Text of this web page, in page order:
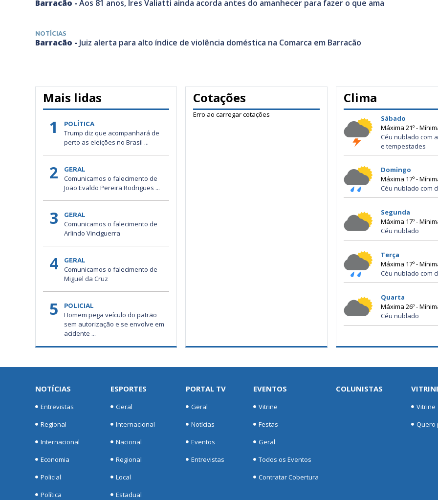
Barracão - Aos 81 anos, Ires Valiatti ainda acorda antes do amanhecer para fazer o que ama
NOTÍCIAS
Barracão - Juiz alerta para alto índice de violência doméstica na Comarca em Barracão
Mais lidas
1 POLÍTICA
Trump diz que acompanhará de
perto as eleições no Brasil ...
2 GERAL
Comunicamos o falecimento de
João Evaldo Pereira Rodrigues ...
3 GERAL
Comunicamos o falecimento de
Arlindo Vinciguerra
4 GERAL
Comunicamos o falecimento de
Miguel da Cruz
5 POLICIAL
Homem pega veículo do patrão
sem autorização e se envolve em
acidente ...
Cotações
Erro ao carregar cotações
Clima
Sábado
Máxima 21º -
Céu nublado com
e tempestades
Domingo
Máxima 17º -
Céu nublado com
Segunda
Máxima 17º -
Céu nublado
Terça
Máxima 17º -
Céu nublado com
Quarta
Máxima 26º -
Céu nublado
NOTÍCIAS
Entrevistas
Regional
Internacional
Economia
Policial
Política
ESPORTES
Geral
Internacional
Nacional
Regional
Local
Estadual
PORTAL TV
Geral
Notícias
Eventos
Entrevistas
EVENTOS
Vitrine
Festas
Geral
Todos os Eventos
Contratar Cobertura
COLUNISTAS
Vitrine
Quero